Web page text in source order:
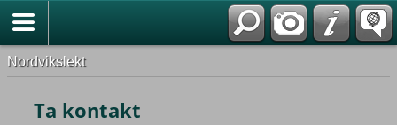
Nordvikslekt
Ta kontakt